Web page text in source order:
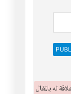
له بالمقال